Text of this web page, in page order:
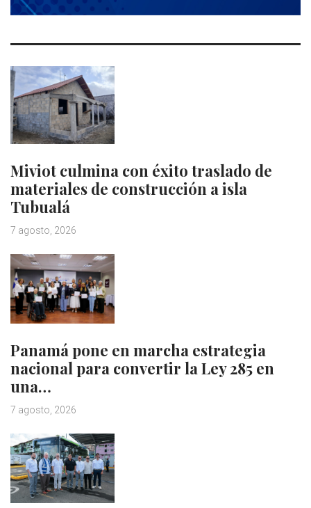
Miviot culmina con éxito traslado de
materiales de construcción a isla
Tubualá
7 agosto, 2026
Panamá pone en marcha estrategia
nacional para convertir la Ley 285 en
una…
7 agosto, 2026